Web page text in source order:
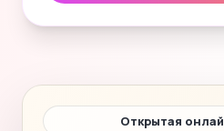
Открытая